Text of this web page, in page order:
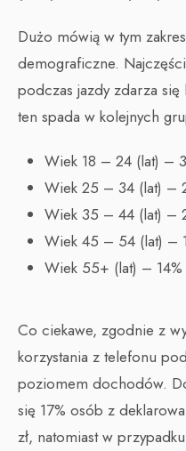
Dużo mówią w tym
demograficzne.
podczas jazdy zdarza
ten spada w kolejnych
Wiek 18 – 24 (lat) –
Wiek 25 – 34 (lat) –
Wiek 35 – 44 (lat) –
Wiek 45 – 54 (lat) –
Wiek 55+ (lat) – 14%
Co ciekawe, zgodnie z
korzystania z telefonu
poziomem dochodów.
się 17% osób z
zł, natomiast w